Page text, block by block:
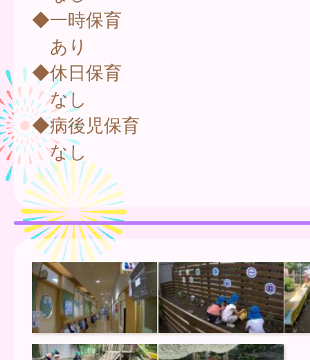
◆一時保育
あり
◆休日保育
なし
◆病後児保育
なし